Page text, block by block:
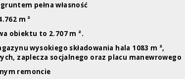
pełna własność
m ²
obiektu to 2.707 m ².
wysokiego składowania hala 1083 m ²,
zaplecza socjalnego oraz placu manewrowego
remoncie